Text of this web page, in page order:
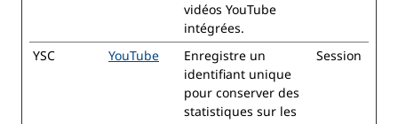
vidéos YouTube
intégrées.
YSC YouTube
Enregistre un
identifiant unique
pour conserver des
statistiques sur les
Session